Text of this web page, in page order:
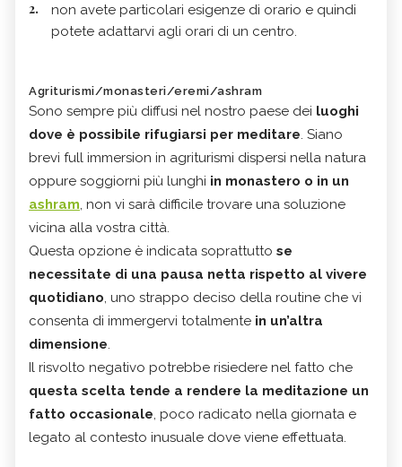
non avete particolari esigenze di orario e quindi
potete adattarvi agli orari di un centro.
Agriturismi/monasteri/eremi/ashram
Sono sempre più diffusi nel nostro paese dei luoghi
dove è possibile rifugiarsi per meditare. Siano
brevi full immersion in agriturismi dispersi nella natura
oppure soggiorni più lunghi in monastero o in un
ashram, non vi sarà difficile trovare una soluzione
vicina alla vostra città.
Questa opzione è indicata soprattutto se
necessitate di una pausa netta rispetto al vivere
quotidiano, uno strappo deciso della routine che vi
consenta di immergervi totalmente in un’altra
dimensione.
Il risvolto negativo potrebbe risiedere nel fatto che
questa scelta tende a rendere la meditazione un
fatto occasionale, poco radicato nella giornata e
legato al contesto inusuale dove viene effettuata.